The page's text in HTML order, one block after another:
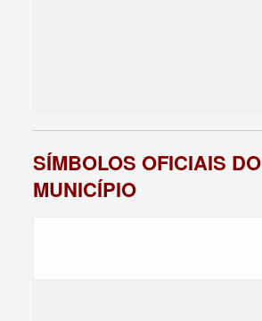
SÍMBOLOS OFICIAIS DO
MUNICÍPIO